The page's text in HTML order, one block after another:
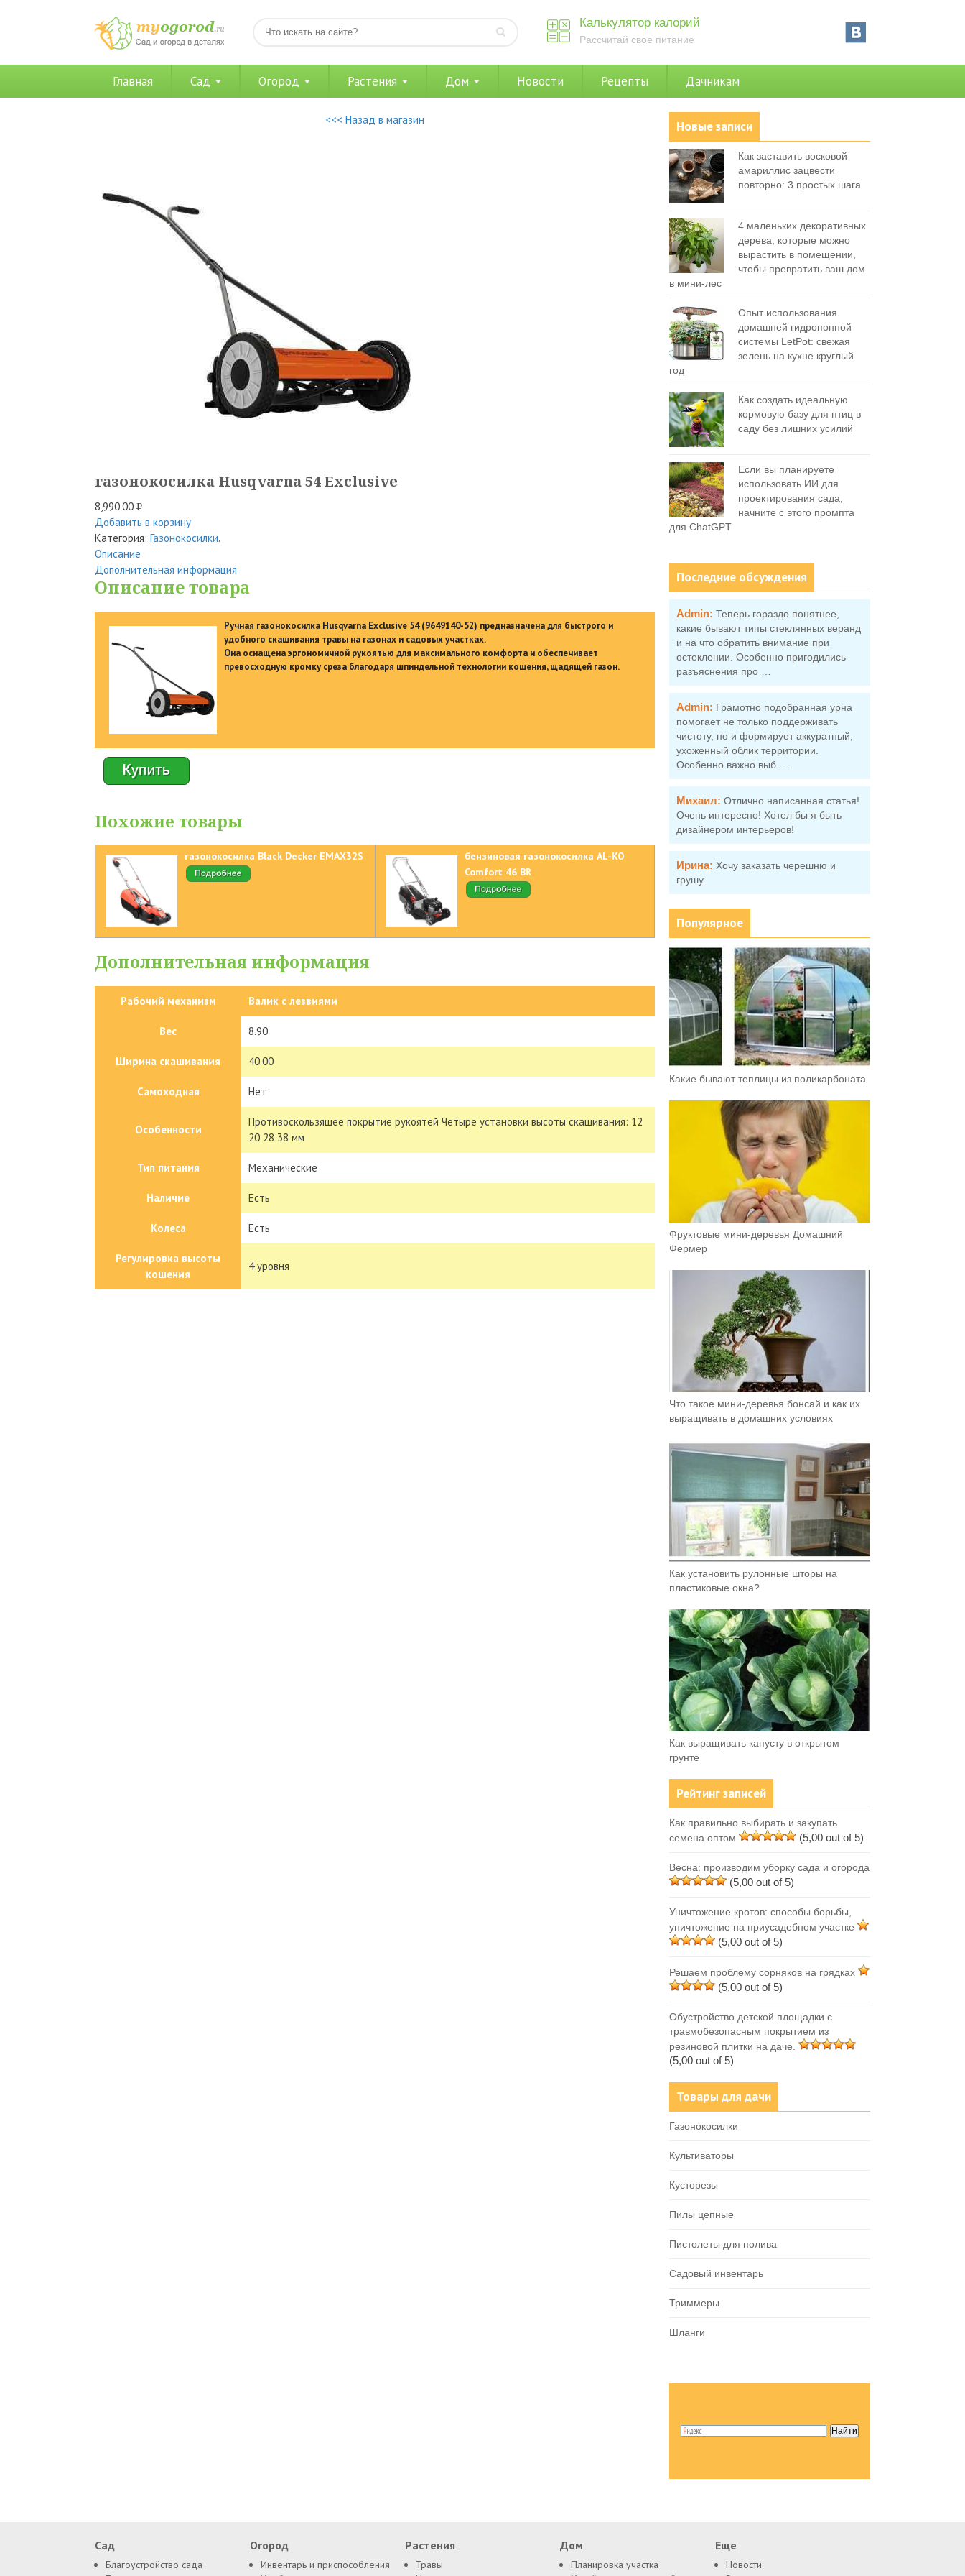
Калькулятор калорий
Рассчитай свое питание
Главная Сад Огород Растения Дом Новости Рецепты Дачникам
<<< Назад в магазин
газонокосилка Husqvarna 54 Exclusive
8,990.00 Р
УБ.
Добавить в корзину
Категория: Газонокосилки.
Описание
Дополнительная информация
Описание товара
Ручная газонокосилка Husqvarna Exclusive 54 (9649140-52) предназначена для быстрого и
удобного скашивания травы на газонах и садовых участках.
Она оснащена эргономичной рукоятью для максимального комфорта и обеспечивает
превосходную кромку среза благодаря шпиндельной технологии кошения, щадящей газон.
Похожие товары
газонокосилка Black Decker EMAX32S
бензиновая газонокосилка AL-KO
Comfort 46 BR
Дополнительная информация
Рабочий механизм Валик с лезвиями
Вес 8.90
Ширина скашивания 40.00
Самоходная Нет
Особенности
Противоскользящее покрытие рукоятей Четыре установки высоты скашивания: 12
20 28 38 мм
Тип питания Механические
Наличие Есть
Колеса Есть
Регулировка высоты
кошения
4 уровня
Новые записи
Как заставить восковой
амариллис зацвести
повторно: 3 простых шага
4 маленьких декоративных
дерева, которые можно
вырастить в помещении,
чтобы превратить ваш дом
в мини-лес
Опыт использования
домашней гидропонной
системы LetPot: свежая
зелень на кухне круглый
год
Как создать идеальную
кормовую базу для птиц в
саду без лишних усилий
Если вы планируете
использовать ИИ для
проектирования сада,
начните с этого промпта
для ChatGPT
Последние обсуждения
Admin: Теперь гораздо понятнее,
какие бывают типы стеклянных веранд
и на что обратить внимание при
остеклении. Особенно пригодились
разъяснения про …
Admin: Грамотно подобранная урна
помогает не только поддерживать
чистоту, но и формирует аккуратный,
ухоженный облик территории.
Особенно важно выб …
Михаил: Отлично написанная статья!
Очень интересно! Хотел бы я быть
дизайнером интерьеров!
Ирина: Хочу заказать черешню и
грушу.
Популярное
Какие бывают теплицы из поликарбоната
Фруктовыe мини-деревья Домашний
Фермер
Что такое мини-деревья бонсай и как их
выращивать в домашних условиях
Как установить рулонные шторы на
пластиковые окна?
Как выращивать капусту в открытом
грунте
Рейтинг записей
Как правильно выбирать и закупать
семена оптом
(5,00 out of 5)
Весна: производим уборку сада и огорода
(5,00 out of 5)
Уничтожение кротов: способы борьбы,
уничтожение на приусадебном участке
(5,00 out of 5)
Решаем проблему сорняков на грядках
(5,00 out of 5)
Обустройство детской площадки с
травмобезопасным покрытием из
резиновой плитки на даче.
(5,00 out of 5)
Товары для дачи
Газонокосилки
Культиваторы
Кусторезы
Пилы цепные
Пистолеты для полива
Садовый инвентарь
Триммеры
Шланги
Сад
Благоустройство сада
Огород
Инвентарь и приспособления
Растения
Травы
Дом
Планировка участка
Еще
Новости